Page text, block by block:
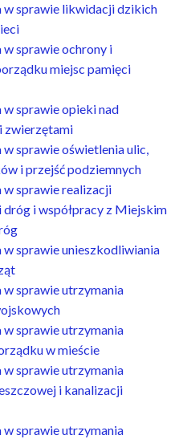
w sprawie likwidacji dzikich
sprawie ochrony i
miejsc pamięci
w sprawie opieki nad
zwierzętami
sprawie oświetlenia ulic,
i przejść podziemnych
w sprawie realizacji
i współpracy z Miejskim
w sprawie unieszkodliwiania
w sprawie utrzymania
w sprawie utrzymania
w mieście
w sprawie utrzymania
i kanalizacji
w sprawie utrzymania